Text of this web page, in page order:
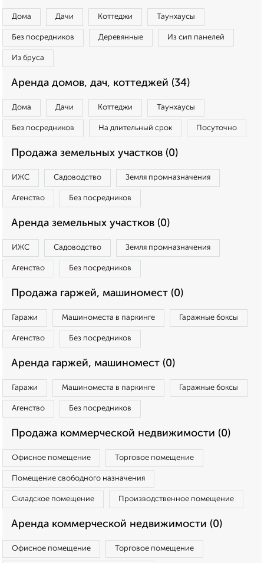
Дома Дачи Коттеджи Таунхаусы
Без посредников Деревянные Из сип панелей
Из бруса
Аренда домов, дач, коттеджей (34)
Дома Дачи Коттеджи Таунхаусы
Без посредников На длительный срок Посуточно
Продажа земельных участков (0)
ИЖС Садоводство Земля промназначения
Агенство Без посредников
Аренда земельных участков (0)
ИЖС Садоводство Земля промназначения
Агенство Без посредников
Продажа гаржей, машиномест (0)
Гаражи Машиноместа в паркинге Гаражные боксы
Агенство Без посредников
Аренда гаржей, машиномест (0)
Гаражи Машиноместа в паркинге Гаражные боксы
Агенство Без посредников
Продажа коммерческой недвижимости (0)
Офисное помещение Торговое помещение
Помещение свободного назначения
Складское помещение Производственное помещение
Аренда коммерческой недвижимости (0)
Офисное помещение Торговое помещение